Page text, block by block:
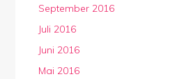
September 2016
Juli 2016
Juni 2016
Mai 2016